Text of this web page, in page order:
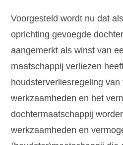
Voorgesteld wordt nu dat
oprichting gevoegde
aangemerkt als winst van
maatschappij verliezen
houdsterverliesregeling
werkzaamheden en het
dochtermaatschappij
werkzaamheden en